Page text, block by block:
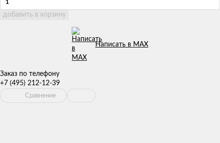
добавить в корзину
Написать в MAX
Заказ по телефону
+7 (495) 212-12-39
Сравнение